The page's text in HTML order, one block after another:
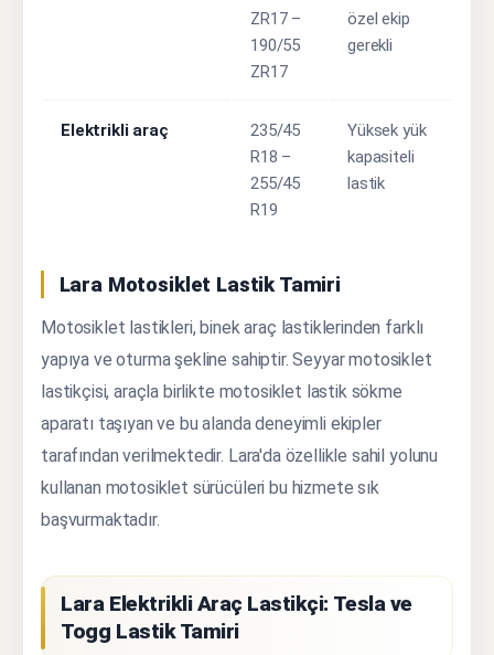
ZR17 –
190/55
ZR17
özel ekip
gerekli
Elektrikli araç
235/45
R18 –
255/45
R19
Yüksek yük
kapasiteli
lastik
Lara Motosiklet Lastik Tamiri
Motosiklet lastikleri, binek araç lastiklerinden farklı
yapıya ve oturma şekline sahiptir. Seyyar motosiklet
lastikçisi, araçla birlikte motosiklet lastik sökme
aparatı taşıyan ve bu alanda deneyimli ekipler
tarafından verilmektedir. Lara'da özellikle sahil yolunu
kullanan motosiklet sürücüleri bu hizmete sık
başvurmaktadır.
Lara Elektrikli Araç Lastikçi: Tesla ve
Togg Lastik Tamiri